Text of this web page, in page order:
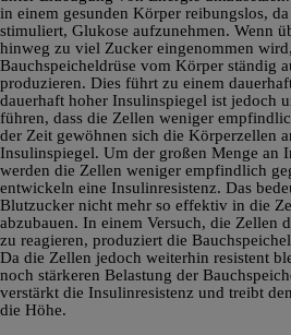
in einem gesunden Körper reibungslos,
stimuliert, Glukose aufzunehmen. Wenn
hinweg zu viel Zucker eingenommen
Bauchspeicheldrüse vom Körper ständig
produzieren. Dies führt zu einem
dauerhaft hoher Insulinspiegel ist jedoch
führen, dass die Zellen weniger
der Zeit gewöhnen sich die Körperzellen
Insulinspiegel. Um der großen Menge an
werden die Zellen weniger empfindlich
entwickeln eine Insulinresistenz. Das
Blutzucker nicht mehr so effektiv in die
abzubauen. In einem Versuch, die Zellen
zu reagieren, produziert die
Da die Zellen jedoch weiterhin resistent
noch stärkeren Belastung der
verstärkt die Insulinresistenz und treibt
die Höhe.